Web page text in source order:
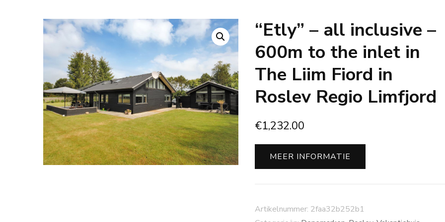
“Etly” – all inclusive –
600m to the inlet in
The Liim Fiord in
Roslev Regio Limfjord
€1,232.00
MEER INFORMATIE
Artikelnummer: 2faa32b252b1